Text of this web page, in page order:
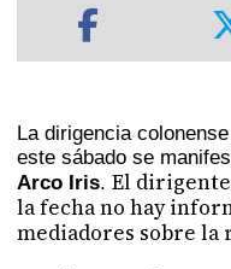
La dirigencia
este sábado se
Arco Iris.El dirigente
la fecha no hay
mediadores sobre la